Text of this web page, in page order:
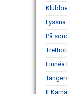
På
Linnéa